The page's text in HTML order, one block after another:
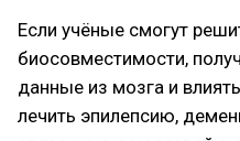
Если учёные смогут
биосовместимости,
данные из мозга и
лечить эпилепсию,